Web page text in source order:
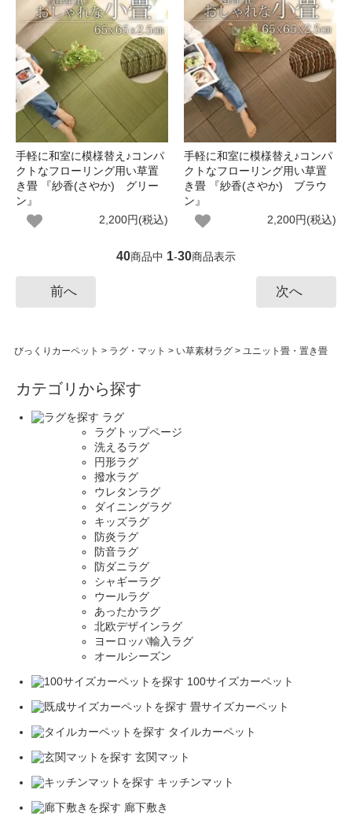
手軽に和室に模様替え♪コンパ
クトなフローリング用い草置
き畳 『紗香(さやか) グリー
ン』
2,200円(税込)
手軽に和室に模様替え♪コンパ
クトなフローリング用い草置
き畳 『紗香(さやか) ブラウ
ン』
2,200円(税込)
40商品中 1-30商品表示
前へ 次へ
びっくりカーペット > ラグ・マット > い草素材ラグ> ユニット畳・置き畳
カテゴリから探す
ラグ
ラグトップページ
洗えるラグ
円形ラグ
撥水ラグ
ウレタンラグ
ダイニングラグ
キッズラグ
防炎ラグ
防音ラグ
防ダニラグ
シャギーラグ
ウールラグ
あったかラグ
北欧デザインラグ
ヨーロッパ輸入ラグ
オールシーズン
100サイズカーペット
畳サイズカーペット
タイルカーペット
玄関マット
キッチンマット
廊下敷き